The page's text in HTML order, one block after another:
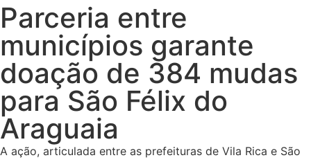
Parceria entre
municípios garante
doação de 384 mudas
para São Félix do
Araguaia
A ação, articulada entre as prefeituras de Vila Rica e São